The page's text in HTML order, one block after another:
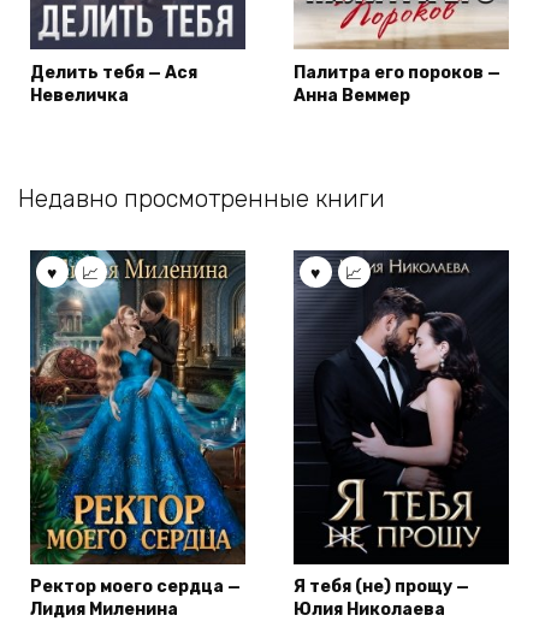
Делить тебя — Ася
Невеличка
Палитра его пороков —
Анна Веммер
Недавно просмотренные книги
Ректор моего сердца —
Лидия Миленина
Я тебя (не) прощу —
Юлия Николаева